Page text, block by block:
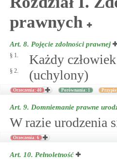
prawnych
Art. 8. Pojęcie zdolności prawnej
§ 1. Każdy
§ 2. (uchylony)
Orzeczenia: 40 Porównania: 1
Art. 9. Domniemanie prawne
W razie urodzenia
Orzeczenia: 6
Art. 10. Pełnoletność